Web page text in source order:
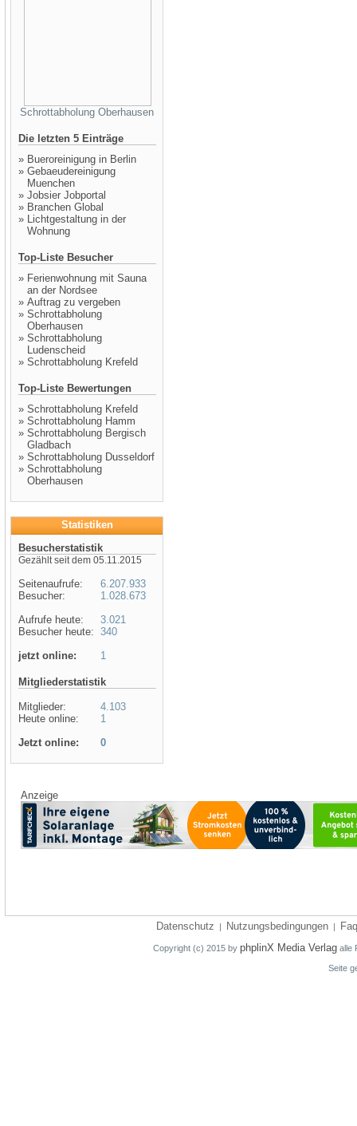
Schrottabholung Oberhausen
Die letzten 5 Einträge
» Bueroreinigung in Berlin
» Gebaeudereinigung
Muenchen
» Jobsier Jobportal
» Branchen Global
» Lichtgestaltung in der
Wohnung
Top-Liste Besucher
» Ferienwohnung mit Sauna
an der Nordsee
» Auftrag zu vergeben
» Schrottabholung
Oberhausen
» Schrottabholung
Ludenscheid
» Schrottabholung Krefeld
Top-Liste Bewertungen
» Schrottabholung Krefeld
» Schrottabholung Hamm
» Schrottabholung Bergisch
Gladbach
» Schrottabholung Dusseldorf
» Schrottabholung
Oberhausen
Statistiken
Besucherstatistik
Gezählt seit dem 05.11.2015
Seitenaufrufe:
Besucher:
Aufrufe heute:
Besucher heute:
jetzt online:
6.207.933
1.028.673
3.021
340
1
Mitgliederstatistik
Mitglieder:
Heute online:
4.103
1
Jetzt online:
0
Anzeige
Datenschutz | Nutzungsbedingungen | Faq
Copyright (c) 2015 by phplinX Media Verlag alle
Seite